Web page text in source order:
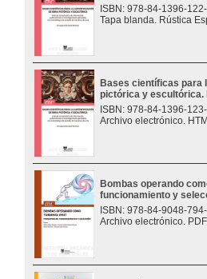
ISBN: 978-84-1396-
Tapa blanda. Rústica
Bases científicas para
pictórica y escultórica.
ISBN: 978-84-1396-
Archivo electrónico.
Bombas operando
funcionamiento y
ISBN: 978-84-9048-
Archivo electrónico.